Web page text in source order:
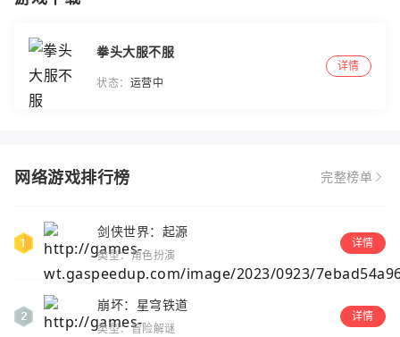
拳头大服不服
状态： 运营中
详情
网络游戏排行榜 完整榜单
剑侠世界：起源
类型：角色扮演
详情
崩坏：星穹铁道
类型：冒险解谜
详情